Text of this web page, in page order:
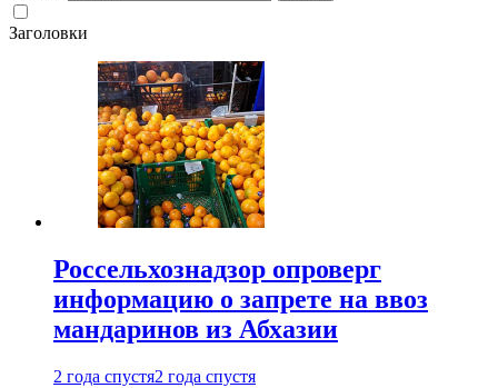
Заголовки
Россельхознадзор опроверг
информацию о запрете на ввоз
мандаринов из Абхазии
2 года спустя2 года спустя